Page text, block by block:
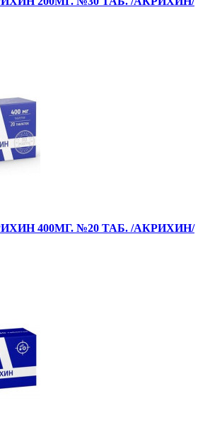
400МГ. №20 ТАБ. /АКРИХИН/